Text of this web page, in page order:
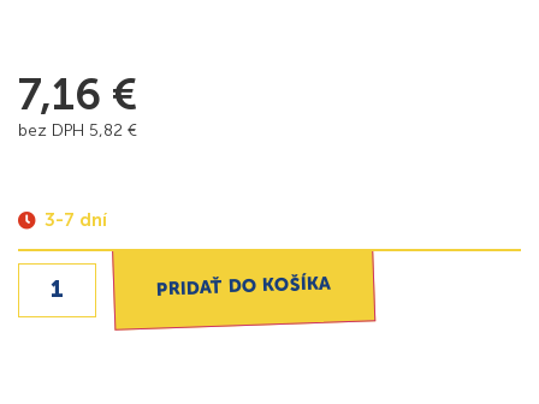
7,16 €
bez DPH 5,82 €
3-7 dní
PRIDAŤ DO KOŠÍKA